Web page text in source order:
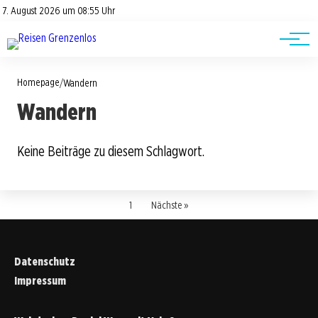
7. August 2026 um 08:55 Uhr
Datenschutz
Road Trips
Reisetipps
Homepage/Wandern
Wandern
Keine Beiträge zu diesem Schlagwort.
1 Nächste »
Datenschutz
Impressum